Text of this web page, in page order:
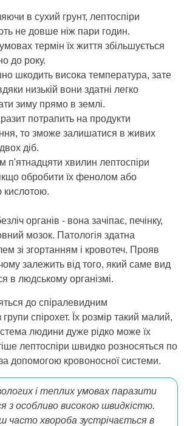
в сухий грунт, лептоспіри
не довше ніж пари годин.
термін їх життя збільшується
до року.
шкодить висока температура, зате
низькій вони здатні легко
зиму прямо в землі.
потрапить на продукти
то зможе залишатися в живих
діб.
п'ятнадцяти хвилин лептоспіри
обробити їх фенолом або
кислотою.
органів - вона зачіпає, печінку,
мозок. Патологія здатна
зі згортанням і кровотеч. Прояв
залежить від того, який саме вид
в людському організмі.
до спіралевидним
спірохет. Їх розмір такий малий,
людини дуже рідко може їх
лептоспіри швидко розносяться по
допомогою кровоносної системи.
і теплих умовах паразити
з особливо високою швидкістю.
часто хвороба зустрічається в